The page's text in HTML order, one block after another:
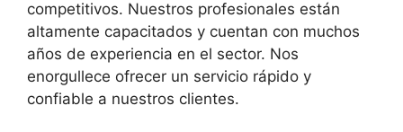
competitivos. Nuestros profesionales están
altamente capacitados y cuentan con muchos
años de experiencia en el sector. Nos
enorgullece ofrecer un servicio rápido y
confiable a nuestros clientes.